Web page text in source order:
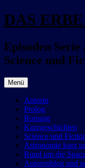
Zum
Inhalt
DAS
Episoden
Science und
Menü
Autorin
Prolog
Romane
Kurzgeschichten
Science und
Astronomie kurz
Rund um die
Autorenblog und